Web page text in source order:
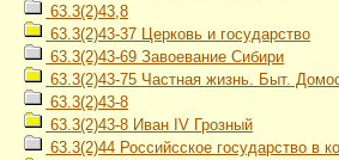
63.3(2)43,8
63.3(2)43-37 Церковь и государство
63.3(2)43-69 Завоевание Сибири
63.3(2)43-75 Частная жизнь. Быт.
63.3(2)43-8
63.3(2)43-8 Иван IV Грозный
63.3(2)44 Российсское государство в